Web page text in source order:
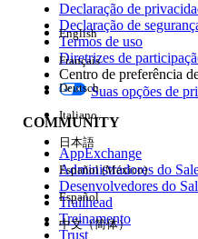
Edição
Experiência
Declaração de
Declaração de
Termos de uso
Diretrizes de
Centro de preferência
Suas opções de
COMMUNITY
AppExchange
Administradores do
Desenvolvedores do
Trailhead
Treinamento
Trust
English
Français
Deutsch
Italiano
日本語
Español (México)
Español
中文（简体）